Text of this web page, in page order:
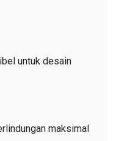
untuk desain
maksimal